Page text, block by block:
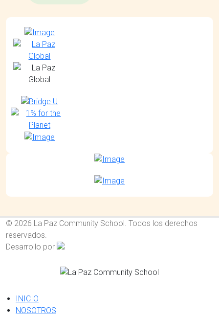
© 2026 La Paz Community School. Todos los derechos
reservados.
Desarrollo por
INICIO
NOSOTROS